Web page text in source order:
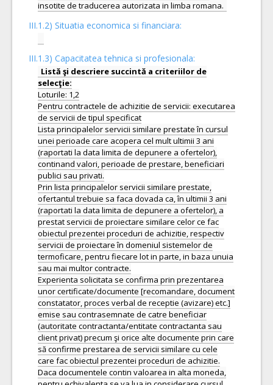
III.1.2) Situatia economica si financiara:
III.1.3) Capacitatea tehnica si profesionala:
Listă şi descriere succintă a criteriilor de
Loturile: 1,2
Pentru contractele de achizitie de servicii: executarea
de servicii de tipul specificat
Lista principalelor servicii similare prestate în cursul
unei perioade care acopera cel mult ultimii 3 ani
(raportati la data limita de depunere a ofertelor),
continand valori, perioade de prestare, beneficiari
publici sau privati.
Prin lista principalelor servicii similare prestate,
ofertantul trebuie sa faca dovada ca, în ultimii 3 ani
(raportati la data limita de depunere a ofertelor), a
prestat servicii de proiectare similare celor ce fac
obiectul prezentei proceduri de achizitie, respectiv
servicii de proiectare în domeniul sistemelor de
termoficare, pentru fiecare lot in parte, in baza unuia
sau mai multor contracte.
Experienta solicitata se confirma prin prezentarea
unor certificate/documente [recomandare, document
constatator, proces verbal de receptie (avizare) etc.]
emise sau contrasemnate de catre beneficiar
(autoritate contractanta/entitate contractanta sau
client privat) precum şi orice alte documente prin care
să confirme prestarea de servicii similare cu cele
care fac obiectul prezentei proceduri de achizitie.
Daca documentele contin valoarea in alta moneda,